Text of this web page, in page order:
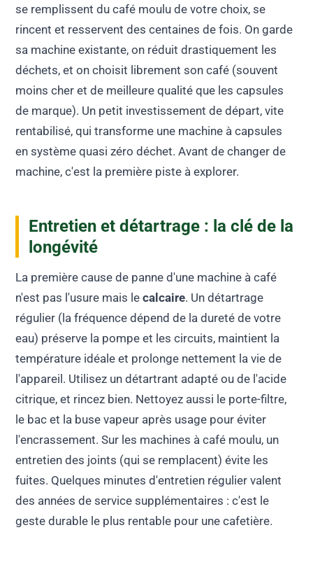
se remplissent du café moulu de votre choix, se
rincent et resservent des centaines de fois. On garde
sa machine existante, on réduit drastiquement les
déchets, et on choisit librement son café (souvent
moins cher et de meilleure qualité que les capsules
de marque). Un petit investissement de départ, vite
rentabilisé, qui transforme une machine à capsules
en système quasi zéro déchet. Avant de changer de
machine, c'est la première piste à explorer.
Entretien et détartrage : la clé de la
longévité
La première cause de panne d'une machine à café
n'est pas l'usure mais lecalcaire. Un détartrage
régulier (la fréquence dépend de la dureté de votre
eau) préserve la pompe et les circuits, maintient la
température idéale et prolonge nettement la vie de
l'appareil. Utilisez un détartrant adapté ou de l'acide
citrique, et rincez bien. Nettoyez aussi le porte-filtre,
le bac et la buse vapeur après usage pour éviter
l'encrassement. Sur les machines à café moulu, un
entretien des joints (qui se remplacent) évite les
fuites. Quelques minutes d'entretien régulier valent
des années de service supplémentaires : c'est le
geste durable le plus rentable pour une cafetière.